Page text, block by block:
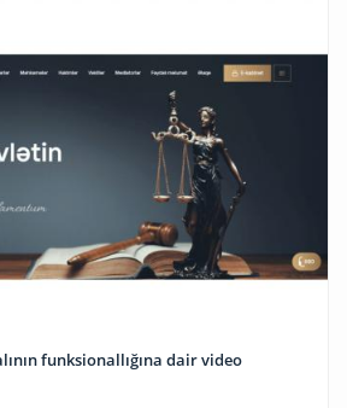
funksionallığına dair video